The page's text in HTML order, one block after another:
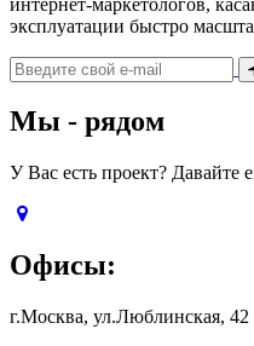
эксплуатации быстро
Мы - рядом
У Вас есть проект? Давайте
Офисы:
г.Москва, ул.Люблинская, 42